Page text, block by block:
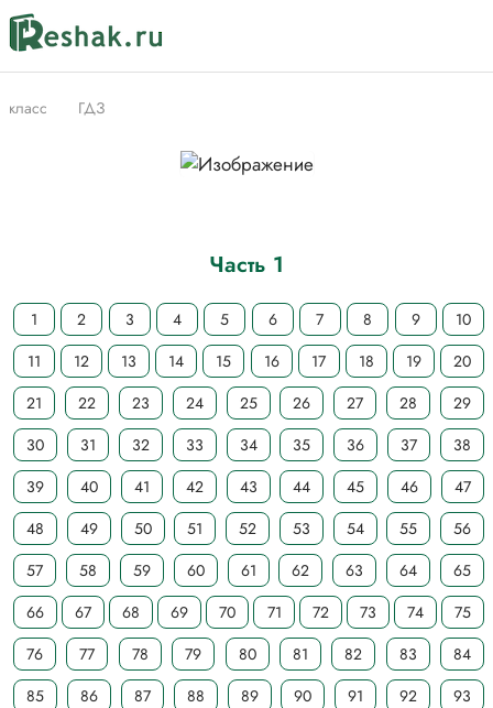
класс ГДЗ
Часть 1
1 2 3 4 5 6 7 8 9
10
11
12 13 14 15 16 17 18 19
20
21
22 23 24 25 26 27 28
29
30
31 32 33 34 35 36 37
38
39
40 41 42 43 44 45 46
47
48
49 50 51 52 53 54 55
56
57
58 59 60 61 62 63 64
65
66
67 68 69 70 71 72 73 74
75
76
77 78 79 80 81 82 83
84
85
86 87 88 89 90 91 92
93